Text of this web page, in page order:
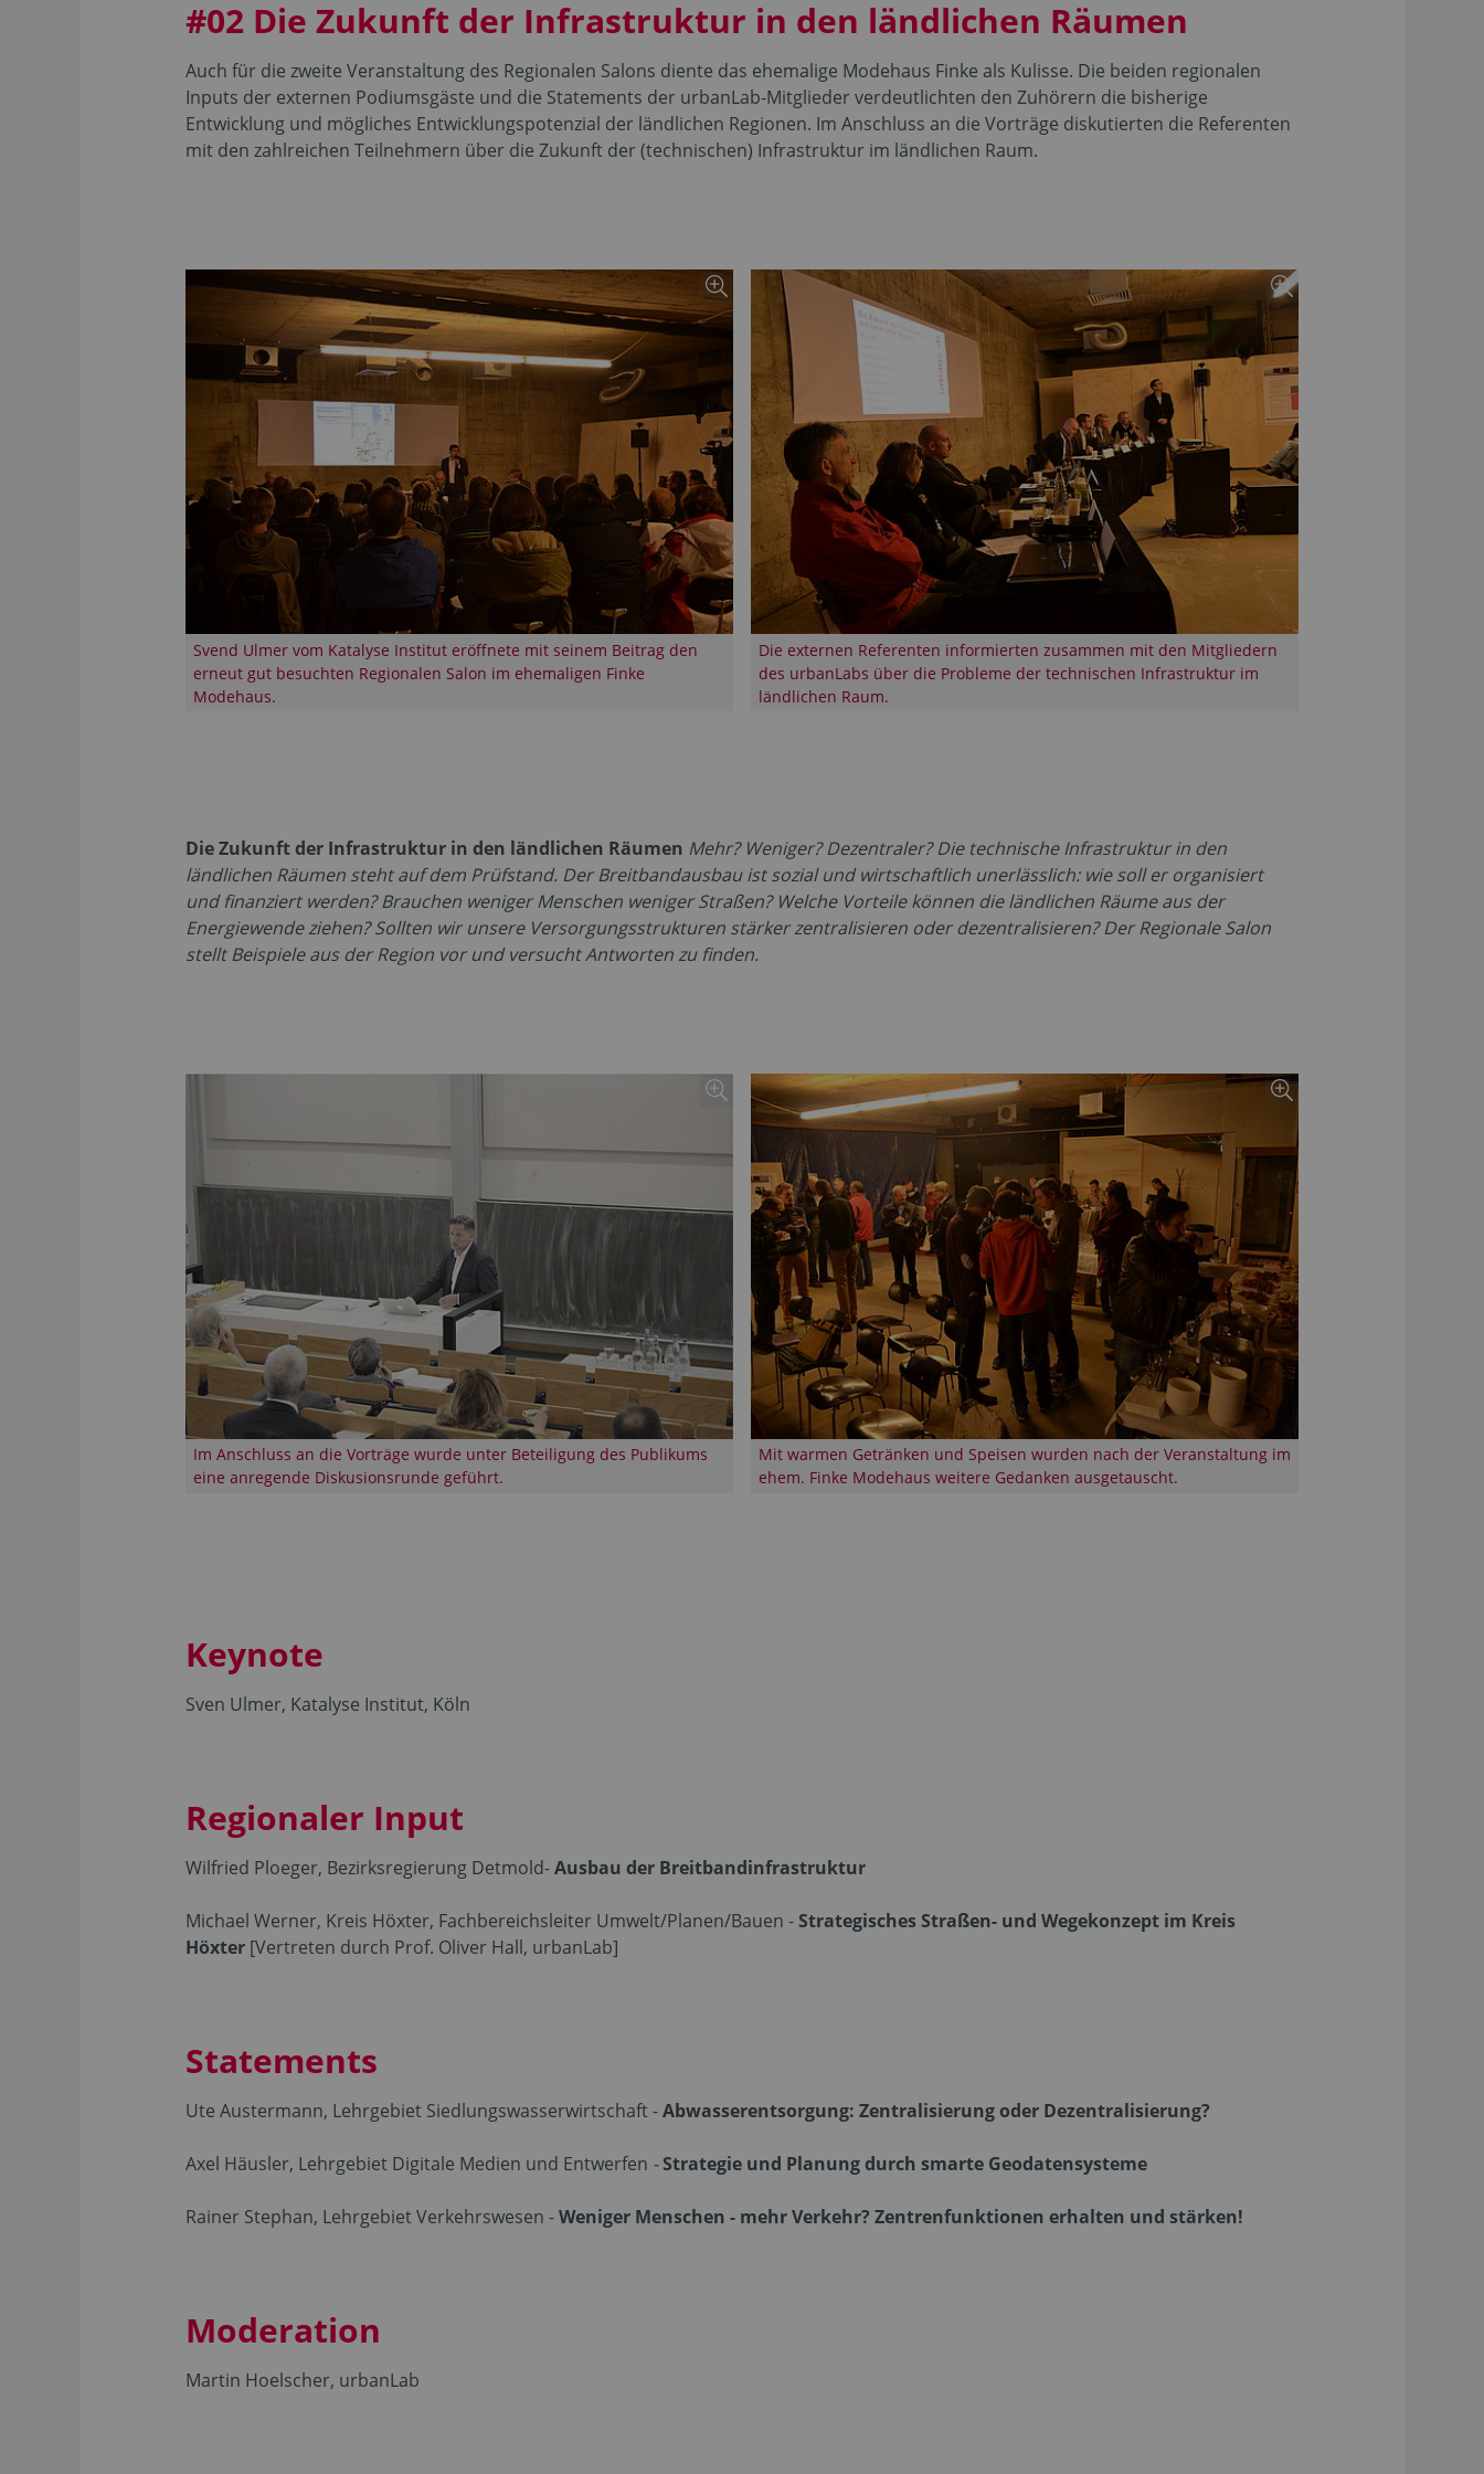
#02 Die Zukunft der Infrastruktur in den ländlichen Räumen
Auch für die zweite Veranstaltung des Regionalen Salons diente das ehemalige Modehaus Finke als Kulisse. Die beiden regionalen
Inputs der externen Podiumsgäste und die Statements der urbanLab-Mitglieder verdeutlichten den Zuhörern die bisherige
Entwicklung und mögliches Entwicklungspotenzial der ländlichen Regionen. Im Anschluss an die Vorträge diskutierten die Referenten
mit den zahlreichen Teilnehmern über die Zukunft der (technischen) Infrastruktur im ländlichen Raum.
Svend Ulmer vom Katalyse Institut eröffnete mit seinem Beitrag den
erneut gut besuchten Regionalen Salon im ehemaligen Finke
Modehaus.
Die externen Referenten informierten zusammen mit den Mitgliedern
des urbanLabs über die Probleme der technischen Infrastruktur im
ländlichen Raum.
Die Zukunft der Infrastruktur in den ländlichen Räumen Mehr? Weniger? Dezentraler? Die technische Infrastruktur in den
ländlichen Räumen steht auf dem Prüfstand. Der Breitbandausbau ist sozial und wirtschaftlich unerlässlich: wie soll er organisiert
und finanziert werden? Brauchen weniger Menschen weniger Straßen? Welche Vorteile können die ländlichen Räume aus der
Energiewende ziehen? Sollten wir unsere Versorgungsstrukturen stärker zentralisieren oder dezentralisieren? Der Regionale Salon
stellt Beispiele aus der Region vor und versucht Antworten zu finden.
Im Anschluss an die Vorträge wurde unter Beteiligung des Publikums
eine anregende Diskusionsrunde geführt.
Mit warmen Getränken und Speisen wurden nach der Veranstaltung im
ehem. Finke Modehaus weitere Gedanken ausgetauscht.
Keynote
Sven Ulmer, Katalyse Institut, Köln
Regionaler Input
Wilfried Ploeger, Bezirksregierung Detmold-Ausbau der Breitbandinfrastruktur
Michael Werner, Kreis Höxter, Fachbereichsleiter Umwelt/Planen/Bauen -Strategisches Straßen- und Wegekonzept im Kreis
Höxter [Vertreten durch Prof. Oliver Hall, urbanLab]
Statements
Ute Austermann, Lehrgebiet Siedlungswasserwirtschaft -Abwasserentsorgung: Zentralisierung oder Dezentralisierung?
Axel Häusler, Lehrgebiet Digitale Medien und Entwerfen -Strategie und Planung durch smarte Geodatensysteme
Rainer Stephan, Lehrgebiet Verkehrswesen -Weniger Menschen - mehr Verkehr? Zentrenfunktionen erhalten und stärken!
Moderation
Martin Hoelscher, urbanLab